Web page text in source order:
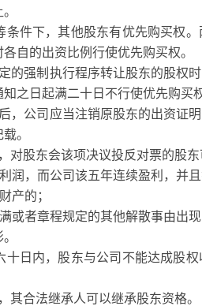
下，其他股东有优先购买权。
自的出资比例行使优先购买权。
的强制执行程序转让股东的股权
之日起满二十日不行使优先购买
，公司应当注销原股东的出资证
。
对股东会该项决议投反对票的股
润，而公司该五年连续盈利，并
产的；
或者章程规定的其他解散事由出
内，股东与公司不能达成股权
其合法继承人可以继承股东资格